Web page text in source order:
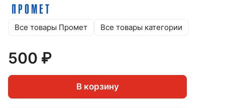
Все товары Промет Все товары категории
500 ₽
В корзину